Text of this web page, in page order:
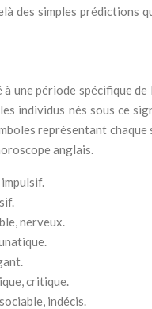
des simples
une période spécifique
individus nés sous ce
représentant
anglais.
nerveux.
critique.
indécis.